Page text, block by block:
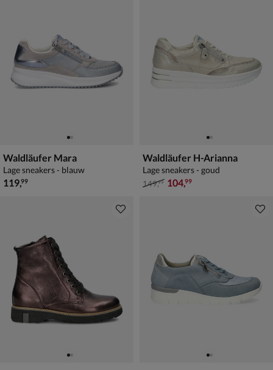
Waldläufer Mara
Lage sneakers - blauw
€ 119,99
119,99
Waldläufer H-Arianna
Lage sneakers - goud
van € 149,99 voor € 104,99
149,99 104,99